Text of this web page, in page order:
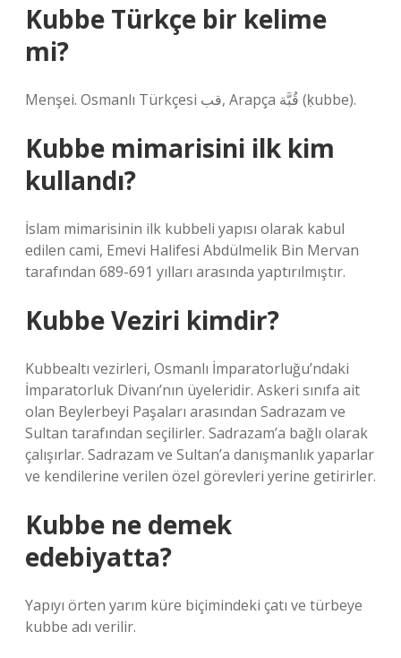
Kubbe Türkçe bir kelime
mi?
Menşei. Osmanlı Türkçesi قب, Arapça قُبَّة (ḳubbe).
Kubbe mimarisini ilk kim
kullandı?
İslam mimarisinin ilk kubbeli yapısı olarak kabul
edilen cami, Emevi Halifesi Abdülmelik Bin Mervan
tarafından 689-691 yılları arasında yaptırılmıştır.
Kubbe Veziri kimdir?
Kubbealtı vezirleri, Osmanlı İmparatorluğu’ndaki
İmparatorluk Divanı’nın üyeleridir. Askeri sınıfa ait
olan Beylerbeyi Paşaları arasından Sadrazam ve
Sultan tarafından seçilirler. Sadrazam’a bağlı olarak
çalışırlar. Sadrazam ve Sultan’a danışmanlık yaparlar
ve kendilerine verilen özel görevleri yerine getirirler.
Kubbe ne demek
edebiyatta?
Yapıyı örten yarım küre biçimindeki çatı ve türbeye
kubbe adı verilir.